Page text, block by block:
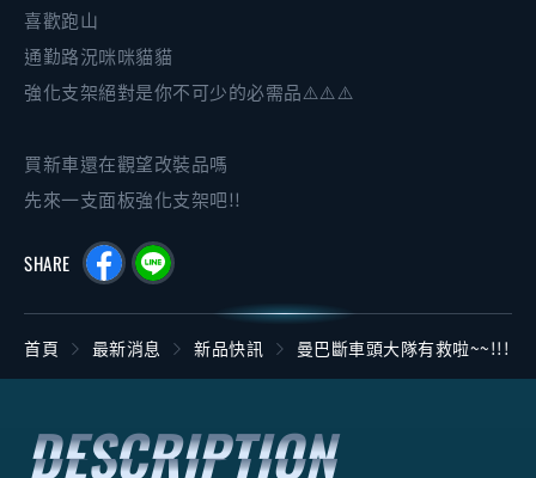
喜歡跑山
通勤路況咪咪貓貓
強化支架絕對是你不可少的必需品⚠️⚠️⚠️
買新車還在觀望改裝品嗎
先來一支面板強化支架吧!!
SHARE
首頁 最新消息 新品快訊 曼巴斷車頭大隊有救啦~~!!!